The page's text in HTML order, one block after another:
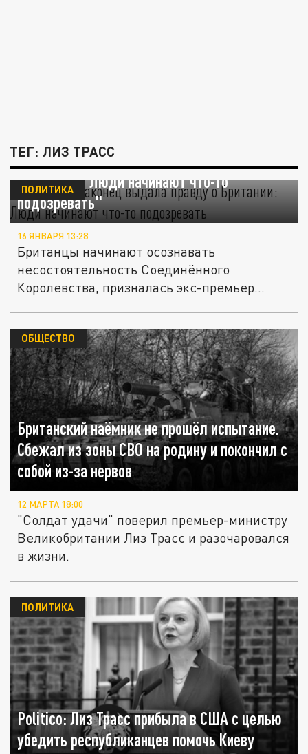
ТЕГ: ЛИЗ ТРАСС
Лиз Трасс наконец выдала правду о
Британии: "Люди начинают что-то
подозревать"
ПОЛИТИКА
16 ЯНВАРЯ 13:28
Британцы начинают осознавать
несостоятельность Соединённого
Королевства, призналась экс-премьер
Британский наёмник не прошёл испытание.
Сбежал из зоны СВО на родину и покончил с
собой из-за нервов
ОБЩЕСТВО
12 МАРТА 18:00
"Солдат удачи" поверил премьер-министру
Великобритании Лиз Трасс и разочаровался
в жизни.
Politico: Лиз Трасс прибыла в США с целью
убедить республиканцев помочь Киеву
ПОЛИТИКА